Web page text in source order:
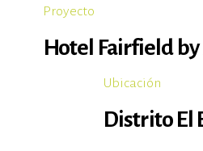
Proyecto
Hotel Fairfield
Ubicación
Distrito El